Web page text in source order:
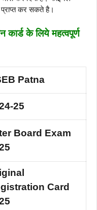
कर सकते है।
कार्ड के लिये महत्वपूर्ण
Patna
25
Board Exam
Card